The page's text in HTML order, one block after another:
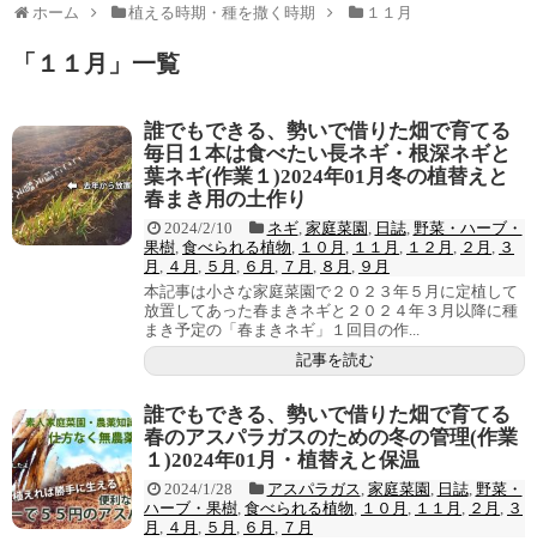
ホーム 植える時期・種を撒く時期 １１月
「 １１月 」 一覧
誰でもできる、勢いで借りた畑で育てる
毎日１本は食べたい長ネギ・根深ネギと
葉ネギ(作業１)2024年01月冬の植替えと
春まき用の土作り
2024/2/10 ネギ, 家庭菜園 日誌, 野菜・ハーブ・
果樹 食べられる植物 １０月 １１月 １２月 ２月
３
月
４月 ５月 ６月 ７月 ８月
９月
本記事は小さな家庭菜園で２０２３年５月に定植して
放置してあった春まきネギと２０２４年３月以降に種
まき予定の「春まきネギ」１回目の作...
記事を読む
誰でもできる、勢いで借りた畑で育てる
春のアスパラガスのための冬の管理(作業
１)2024年01月・植替えと保温
2024/1/28 アスパラガス 家庭菜園 日誌, 野菜・
ハーブ・果樹 食べられる植物 １０月 １１月 ２月
３
月
４月 ５月 ６月
７月